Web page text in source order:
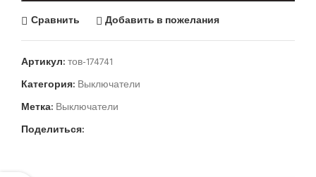
Сравнить
Добавить в пожелания
Артикул:тов-174741
Категория: Выключатели
Метка: Выключатели
Поделиться: